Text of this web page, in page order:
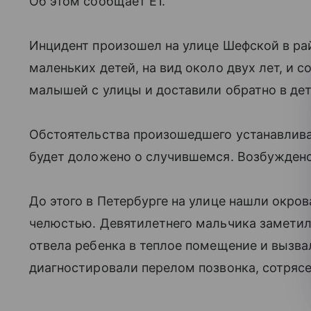
Инцидент произошел на улице Шефской в
маленьких детей, на вид около двух лет, и
малышей с улицы и доставили обратно в
Обстоятельства произошедшего
будет доложено о случившемся. Возбуждено
До этого в Петербурге на улице нашли
челюстью. Девятилетнего мальчика
отвела ребенка в теплое помещение и
диагностировали перелом позвонка,